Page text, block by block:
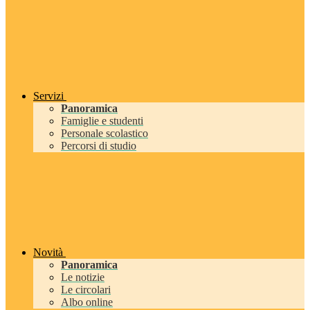
Servizi
Panoramica
Famiglie e studenti
Personale scolastico
Percorsi di studio
Novità
Panoramica
Le notizie
Le circolari
Albo online